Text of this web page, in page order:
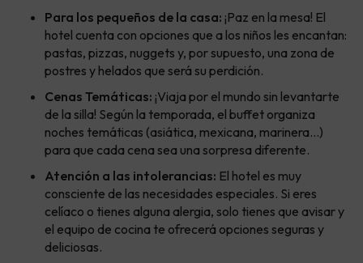
Para los pequeños de la casa: ¡Paz en la mesa! El
hotel cuenta con opciones que a los niños les encantan:
pastas, pizzas, nuggets y, por supuesto, una zona de
postres y helados que será su perdición.
Cenas Temáticas: ¡Viaja por el mundo sin levantarte
de la silla! Según la temporada, el buffet organiza
noches temáticas (asiática, mexicana, marinera...)
para que cada cena sea una sorpresa diferente.
Atención a las intolerancias: El hotel es muy
consciente de las necesidades especiales. Si eres
celíaco o tienes alguna alergia, solo tienes que avisar y
el equipo de cocina te ofrecerá opciones seguras y
deliciosas.